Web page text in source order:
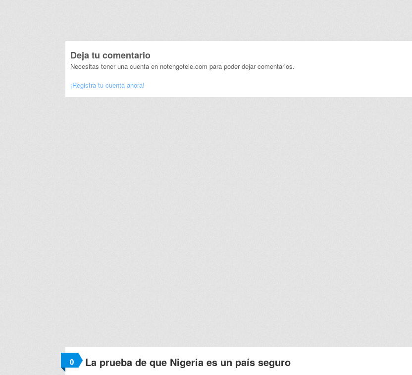
Deja tu comentario
Necesitas tener una cuenta en notengotele.com para poder dejar comentarios.
¡Registra tu cuenta ahora!
0 La prueba de que Nigeria es un país seguro